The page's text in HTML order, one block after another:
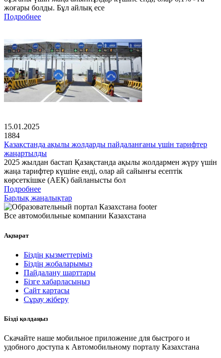
жоғары болды. Бұл айлық есе
Подробнее
15.01.2025
1884
Қазақстанда ақылы жолдарды пайдаланғаны үшін тарифтер
жаңартылды
2025 жылдан бастап Қазақстанда ақылы жолдармен жүру үшін
жаңа тарифтер күшіне енді, олар ай сайынғы есептік
көрсеткішке (АЕК) байланысты бол
Подробнее
Барлық жаңалықтар
Все автомобильные компании Казахстана
Ақпарат
Біздің қызметтеріміз
Біздің жобаларымыз
Пайдалану шарттары
Бізге хабарласыңыз
Сайт картасы
Сұрау жіберу
Бізді қолдаңыз
Скачайте наше мобильное приложение для быстрого и
удобного доступа к Автомобильному порталу Казахстана